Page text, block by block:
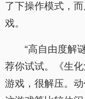
了下操作模式，
戏。
“高自由度解
荐你试试。《生
游戏，很解压。